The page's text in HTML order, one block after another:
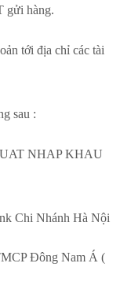
gửi hàng.
tới địa chỉ các tài
sau :
NHAP KHAU
Chi Nhánh Hà Nội
Đông Nam Á (